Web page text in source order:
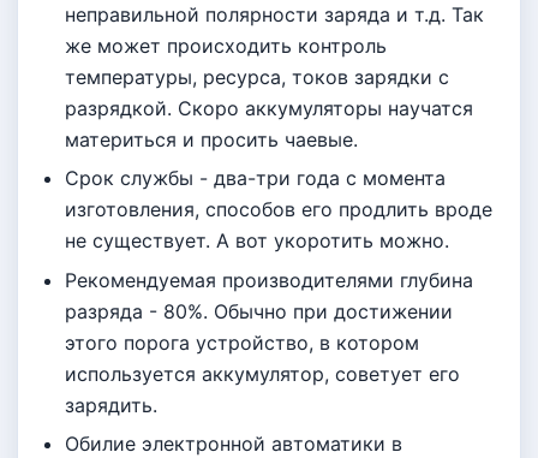
неправильной полярности заряда и т.д. Так
же может происходить контроль
температуры, ресурса, токов зарядки с
разрядкой. Скоро аккумуляторы научатся
материться и просить чаевые.
Срок службы - два-три года с момента
изготовления, способов его продлить вроде
не существует. А вот укоротить можно.
Рекомендуемая производителями глубина
разряда - 80%. Обычно при достижении
этого порога устройство, в котором
используется аккумулятор, советует его
зарядить.
Обилие электронной автоматики в